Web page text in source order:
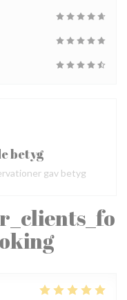
betyg
gav betyg